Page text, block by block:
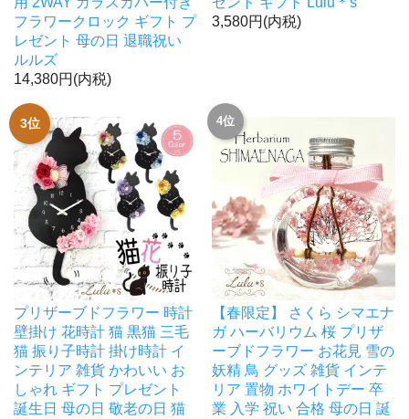
フラワークロック ギフト プ
レゼント 母の日 退職祝い
ルルズ
14,380円(内税)
3,580円(内税)
3位
プリザーブドフラワー 時計
壁掛け 花時計 猫 黒猫 三毛
猫 振り子時計 掛け時計 イ
ンテリア 雑貨 かわいい お
しゃれ ギフト プレゼント
誕生日 母の日 敬老の日 猫
4位
【春限定】 さくら シマエナ
ガ ハーバリウム 桜 プリザ
ーブドフラワー お花見 雪の
妖精 鳥 グッズ 雑貨 インテ
リア 置物 ホワイトデー 卒
業 入学 祝い 合格 母の日 誕